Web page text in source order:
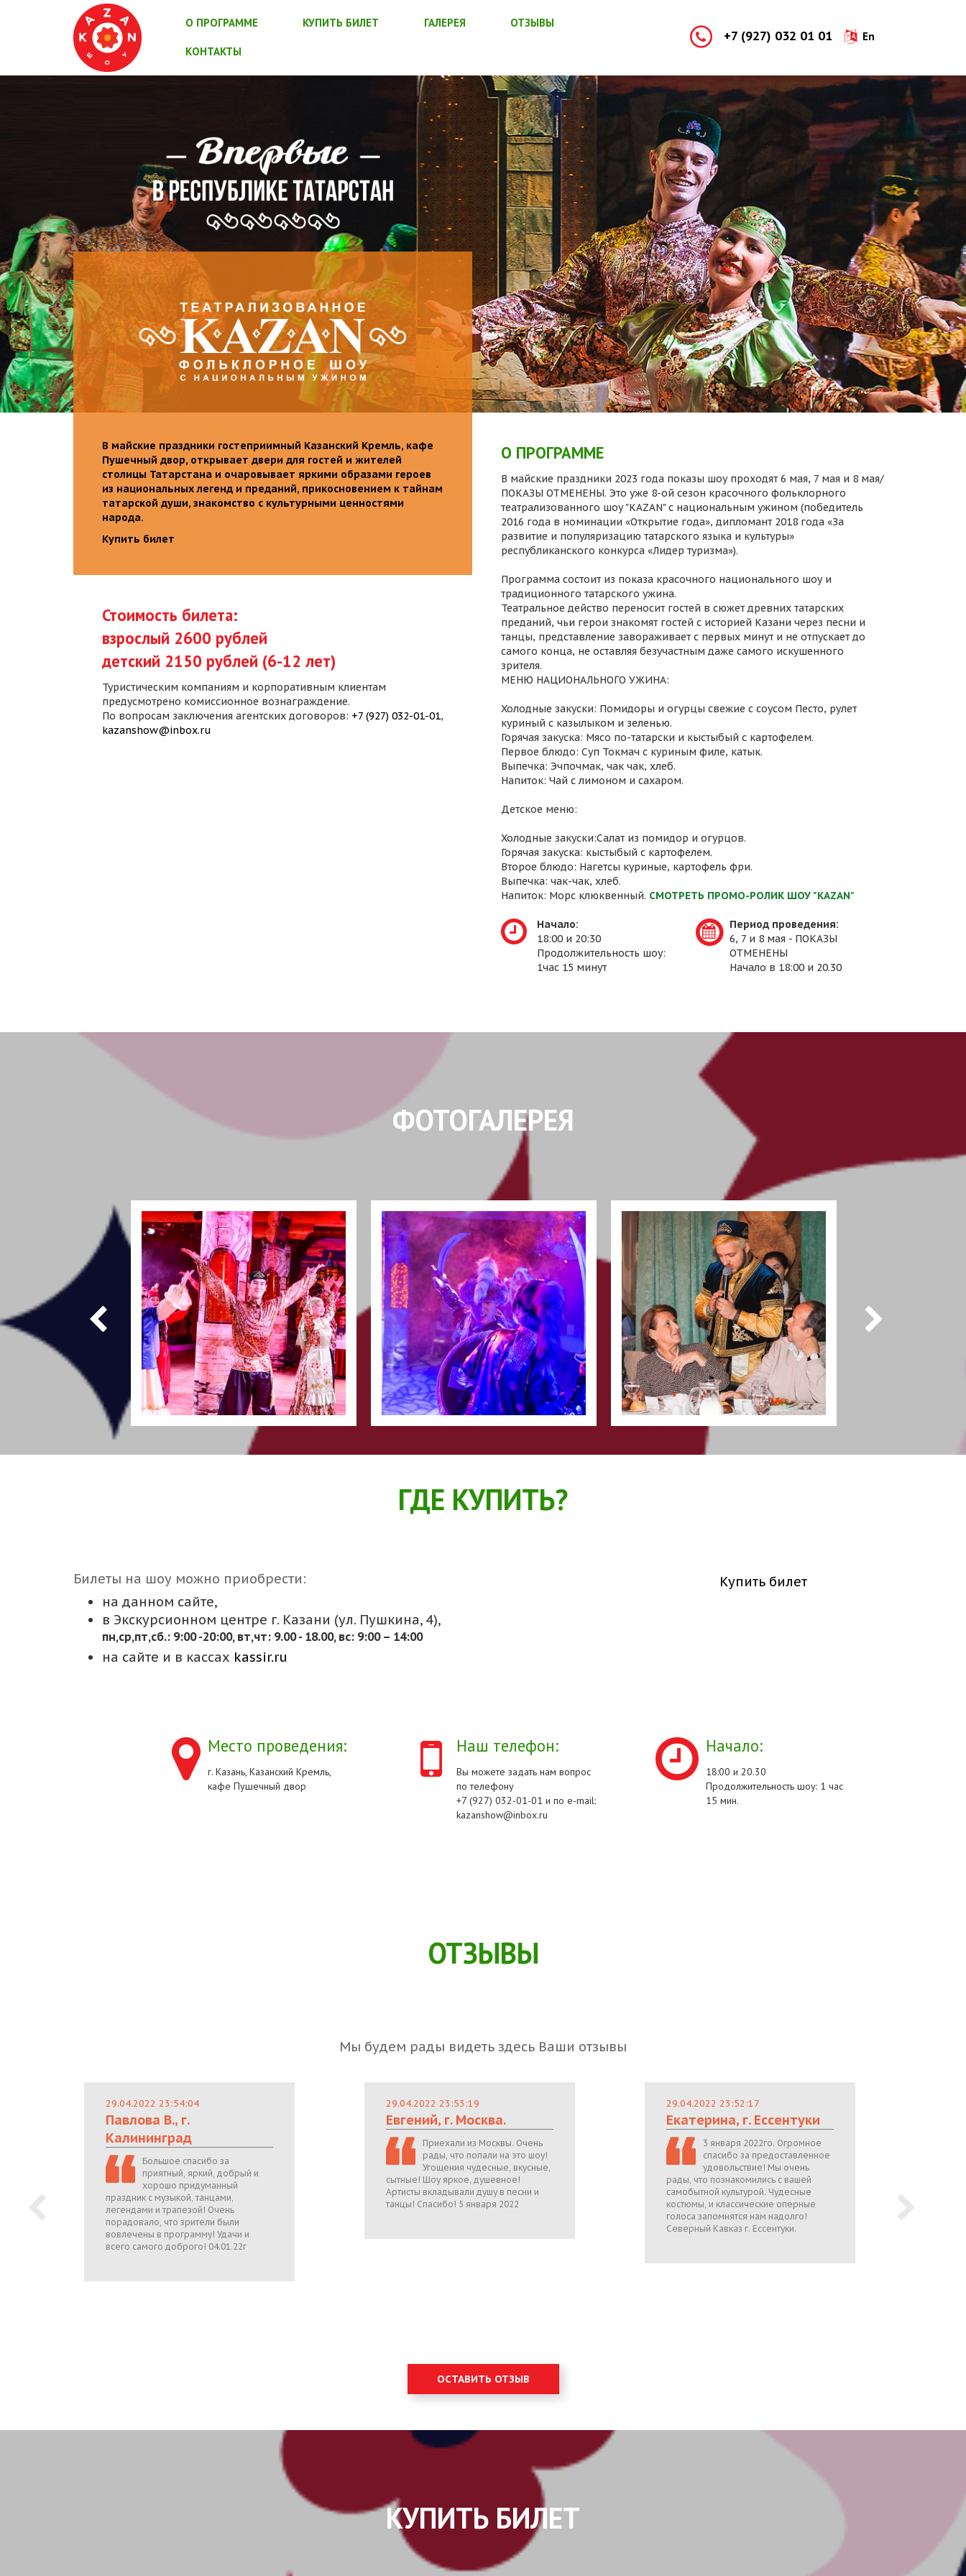
О ПРОГРАММЕ КУПИТЬ БИЛЕТ ГАЛЕРЕЯ ОТЗЫВЫ
КОНТАКТЫ
+7 (927) 032 01 01 En
В майские праздники гостеприимный Казанский Кремль, кафе
Пушечный двор, открывает двери для гостей и жителей
столицы Татарстана и очаровывает яркими образами героев
из национальных легенд и преданий, прикосновением к тайнам
татарской души, знакомство с культурными ценностями
народа.
Купить билет
Стоимость билета:
взрослый 2600 рублей
детский 2150 рублей (6-12 лет)
Туристическим компаниям и корпоративным клиентам
предусмотрено комиссионное вознаграждение.
По вопросам заключения агентских договоров: +7 (927) 032-01-01,
kazanshow@inbox.ru
О ПРОГРАММЕ
В майские праздники 2023 года показы шоу проходят 6 мая, 7 мая и 8 мая/
ПОКАЗЫ ОТМЕНЕНЫ. Это уже 8-ой сезон красочного фольклорного
театрализованного шоу "KAZAN" с национальным ужином (победитель
2016 года в номинации «Открытие года», дипломант 2018 года «За
развитие и популяризацию татарского языка и культуры»
республиканского конкурса «Лидер туризма»).
Программа состоит из показа красочного национального шоу и
традиционного татарского ужина.
Театральное действо переносит гостей в сюжет древних татарских
преданий, чьи герои знакомят гостей с историей Казани через песни и
танцы, представление завораживает с первых минут и не отпускает до
самого конца, не оставляя безучастным даже самого искушенного
зрителя.
МЕНЮ НАЦИОНАЛЬНОГО УЖИНА:
Холодные закуски: Помидоры и огурцы свежие с соусом Песто, рулет
куриный с казылыком и зеленью.
Горячая закуска: Мясо по-татарски и кыстыбый с картофелем.
Первое блюдо: Суп Токмач с куриным филе, катык.
Выпечка: Эчпочмак, чак чак, хлеб.
Напиток: Чай с лимоном и сахаром.
Детское меню:
Холодные закуски:Салат из помидор и огурцов.
Горячая закуска: кыстыбый с картофелем.
Второе блюдо: Нагетсы куриные, картофель фри.
Выпечка: чак-чак, хлеб.
Напиток: Морс клюквенный. СМОТРЕТЬ ПРОМО-РОЛИК ШОУ "KAZAN"
Начало:
18:00 и 20:30
Продолжительность шоу:
1час 15 минут
Период проведения:
6, 7 и 8 мая - ПОКАЗЫ
ОТМЕНЕНЫ
Начало в 18:00 и 20.30
ФОТОГАЛЕРЕЯ
ГДЕ КУПИТЬ?
Билеты на шоу можно приобрести:
на данном сайте,
в Экскурсионном центре г. Казани (ул. Пушкина, 4),
пн,cр,пт,сб.: 9:00 -20:00, вт,чт: 9.00 - 18.00, вс: 9:00 – 14:00
на сайте и в кассах kassir.ru
Купить билет
Место проведения:
г. Казань, Казанский Кремль,
кафе Пушечный двор
Наш телефон:
Вы можете задать нам вопрос
по телефону
+7 (927) 032-01-01 и по e-mail:
kazanshow@inbox.ru
Начало:
18:00 и 20.30
Продолжительность шоу: 1 час
15 мин.
ОТЗЫВЫ
Мы будем рады видеть здесь Ваши отзывы
29.04.2022 23:54:04
Павлова В., г.
Калининград
Большое спасибо за
приятный, яркий, добрый и
хорошо придуманный
праздник с музыкой, танцами,
легендами и трапезой! Очень
порадовало, что зрители были
вовлечены в программу! Удачи и
всего самого доброго! 04.01.22г
29.04.2022 23:53:19
Евгений, г. Москва.
Приехали из Москвы. Очень
рады, что попали на это шоу!
Угощения чудесные, вкусные,
сытные! Шоу яркое, душевное!
Артисты вкладывали душу в песни и
танцы! Спасибо! 5 января 2022
29.04.2022 23:52:17
Екатерина, г. Ессентуки
3 января 2022го. Огромное
спасибо за предоставленное
удовольствие! Мы очень
рады, что познакомились с вашей
самобытной культурой. Чудесные
костюмы, и классические оперные
голоса запомнятся нам надолго!
Северный Кавказ г. Ессентуки.
ОСТАВИТЬ ОТЗЫВ
КУПИТЬ БИЛЕТ